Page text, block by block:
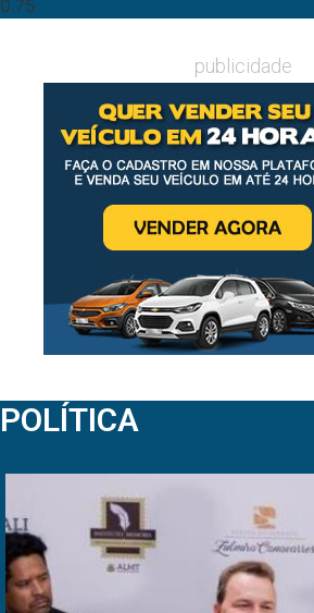
publicidade
POLÍTICA